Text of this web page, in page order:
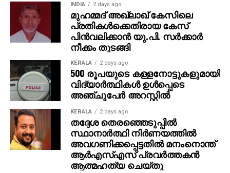
ചിത്രത്തിന്റെ പോസ്റ്ററുകളും പ്രേക്ഷകർക്കിടയിൽ
സൂപ്പർ ഹിറ്റാണ്. ദുൽഖർ സൽമാൻ
നായകനായെത്തിയ സൂപ്പർഹിറ്റ് ചിത്രം ‘കുറുപ്പ്’ന്റെ
കഥ ഒരുക്കി ശ്രദ്ധ നേടിയ ജിതിൻ കെ ജോസ്
ആദ്യമായ് സംവിധാനം ചെയ്യുന്ന ചിത്രമാണ്
കളങ്കാവൽ.
മമ്മൂട്ടി എന്ന മഹാനടൻ്റെ ഗംഭീര അഭിനയ
മുഹൂർത്തങ്ങൾ നിറഞ്ഞ ചിത്രമായിരിക്കും കളങ്കാവൽ
എന്നാണ് ചിത്രത്തിന്റെ ഓരോ അപ്‌ഡേറ്റുകളും
നൽകുന്ന സൂചന. സെൻസറിങ് പൂർത്തിയാക്കിയ
ചിത്രത്തിന് U/A 16+ സർട്ടിഫിക്കറ്റ് ആണ് ലഭിച്ചത്.
ഒരിടവേളക്ക് ശേഷം മമ്മൂട്ടിയെ ബിഗ് സ്‌ക്രീനിൽ
വരവേൽക്കാനുള്ള ആവേശത്തിലാണ് ആരാധകരും
INDIA 2 days ago
മുഹമ്മദ് അഖ്‌ലാഖ് കേസിലെ
പ്രതികള്‍ക്കെതിരായ കേസ്
പിന്‍വലിക്കാന്‍ യു.പി. സര്‍ക്കാര്‍
നീക്കം തുടങ്ങി
KERALA 2 days ago
500 രൂപയുടെ കള്ളനോട്ടുകളുമായി
വിദ്യാര്‍ത്ഥികള്‍ ഉള്‍പ്പെടെ
അഞ്ചുപേര്‍ അറസ്റ്റില്‍
KERALA 2 days ago
തദ്ദേശ തെരഞ്ഞെടുപ്പില്‍
സ്ഥാനാര്‍ത്ഥി നിര്‍ണയത്തില്‍
അവഗണിക്കപ്പെട്ടതില്‍ മനംനൊന്ത്
ആര്‍എസ്എസ് പ്രവര്‍ത്തകന്‍
ആത്മഹത്യ ചെയ്തു